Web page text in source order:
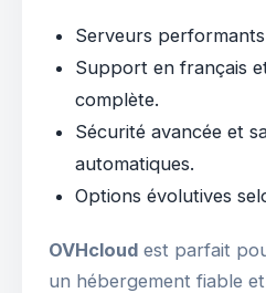
Serveurs
Support en français
complète.
Sécurité avancée et
automatiques.
Options évolutives
OVHcloud est parfait
un hébergement fiable